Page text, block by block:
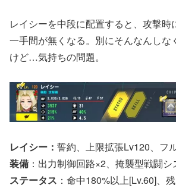
レイシーを中段に配置すると、攻撃時
一手間が無くなる。別にそんなんしな
けど…気持ちの問題。
レイシー： 誓約、上限拡張Lv120、フ
装備 ：出力制御回路×2、掩襲型戦闘
ステータス ：命中180%以上[Lv.60]、